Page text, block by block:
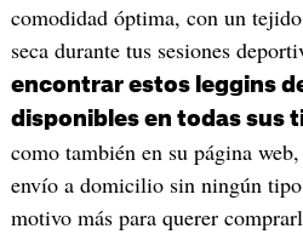
comodidad óptima, con un
seca durante tus sesiones
encontrar estos leggins
disponibles en todas sus
como también en su página
envío a domicilio sin ningún
motivo más para querer